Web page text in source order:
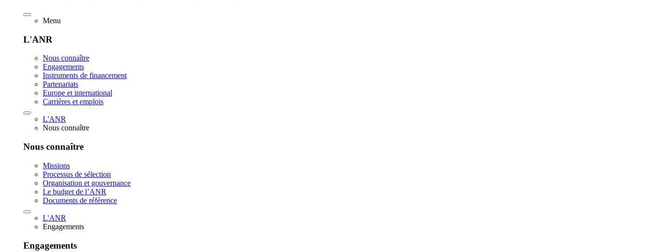
Menu
L'ANR
Nous connaître
Engagements
Instruments de financement
Partenariats
Europe et international
Carrières et emplois
L'ANR
Nous connaître
Nous connaître
Missions
Processus de sélection
Organisation et gouvernance
Le budget de l’ANR
Documents de référence
L'ANR
Engagements
Engagements